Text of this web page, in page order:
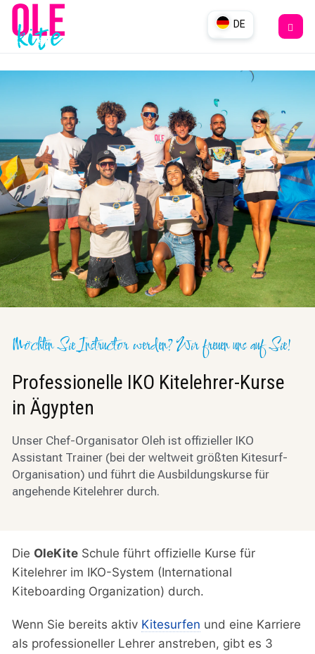
DE
UK
Möchten Sie Instructor werden? Wir freuen uns auf Sie!
Professionelle IKO Kitelehrer-Kurse
in Ägypten
Unser Chef-Organisator Oleh ist offizieller IKO
Assistant Trainer (bei der weltweit größten Kitesurf-
Organisation) und führt die Ausbildungskurse für
angehende Kitelehrer durch.
Die OleKite Schule führt offizielle Kurse für
Kitelehrer im IKO-System (International
Kiteboarding Organization) durch.
Wenn Sie bereits aktiv Kitesurfen und eine Karriere
als professioneller Lehrer anstreben, gibt es 3